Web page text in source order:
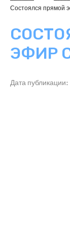
Состоялся прямой
ЭФИР
Дата